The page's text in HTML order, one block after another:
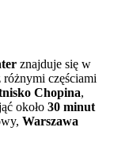
znajduje się w
różnymi częściami
Chopina,
około 30 minut
Warszawa